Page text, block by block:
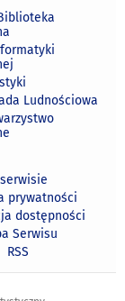
Ludnościowa
prywatności
dostępności
Serwisu
RSS